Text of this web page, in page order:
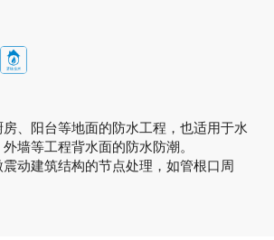
、阳台等地面的防水工程，也适用于水
墙等工程背水面的防水防潮。
动建筑结构的节点处理，如管根口周